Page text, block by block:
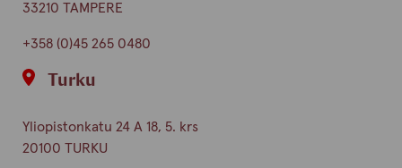
33210 TAMPERE
+358 (0)45 265 0480
Turku
Yliopistonkatu 24 A 18, 5. krs
20100 TURKU